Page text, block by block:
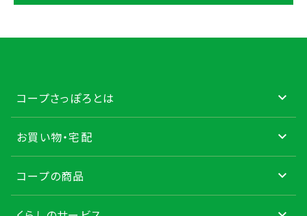
コープさっぽろとは
お買い物・宅配
コープの商品